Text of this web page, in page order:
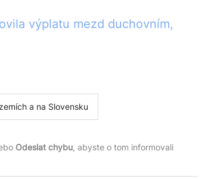
výplatu mezd duchovním,
a na Slovensku
Odeslat chybu, abyste o tom informovali